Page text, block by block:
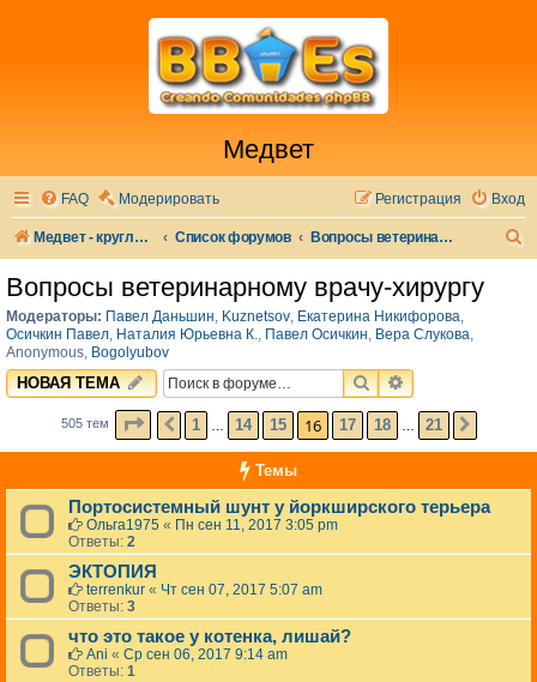
Медвет
FAQ Модерировать Вход
Регистрация
Медвет - круглосуточная ветеринарная клиника в Москве Список форумов Вопросы ветеринарному врачу-хирургу
Вопросы ветеринарному врачу-хирургу
Модераторы: Павел Даньшин, Kuznetsov, Екатерина Никифорова,
Осичкин Павел, Наталия Юрьевна К., Павел Осичкин, Вера Слукова,
Anonymous, Bogolyubov
НОВАЯ ТЕМА ПОИСКРАСШИРЕННЫЙ
505 тем СТРАНИЦА 16ИЗ21
ПРЕД.
1 14 15 16 17 18 21
Темы
Портосистемный шунт у йоркширского терьера
Ольга1975 « Пн сен 11, 2017 3:05 pm
Ответы: 2
ЭКТОПИЯ
terrenkur « Чт сен 07, 2017 5:07 am
Ответы: 3
что это такое у котенка, лишай?
Ani « Ср сен 06, 2017 9:14 am
Ответы: 1